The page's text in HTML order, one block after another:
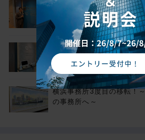
チェスターの「品質の要」
池袋事務所2度目の移転！
の道のり～
横浜事務所3度目の移転！
の事務所へ～